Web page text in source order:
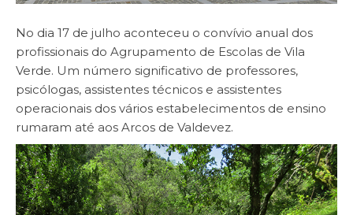
No dia 17 de julho aconteceu o convívio anual dos
profissionais do Agrupamento de Escolas de Vila
Verde. Um número significativo de professores,
psicólogas, assistentes técnicos e assistentes
operacionais dos vários estabelecimentos de ensino
rumaram até aos Arcos de Valdevez.